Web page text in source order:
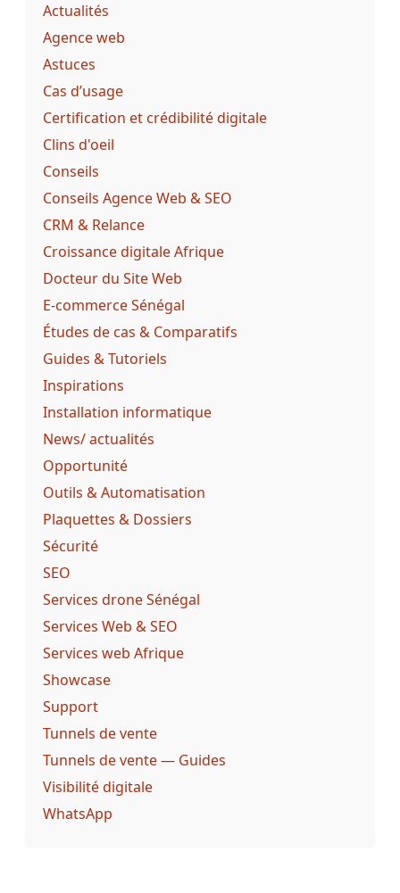
Actualités
Agence web
Astuces
Cas d’usage
Certification et crédibilité digitale
Clins d'oeil
Conseils
Conseils Agence Web & SEO
CRM & Relance
Croissance digitale Afrique
Docteur du Site Web
E-commerce Sénégal
Études de cas & Comparatifs
Guides & Tutoriels
Inspirations
Installation informatique
News/ actualités
Opportunité
Outils & Automatisation
Plaquettes & Dossiers
Sécurité
SEO
Services drone Sénégal
Services Web & SEO
Services web Afrique
Showcase
Support
Tunnels de vente
Tunnels de vente — Guides
Visibilité digitale
WhatsApp